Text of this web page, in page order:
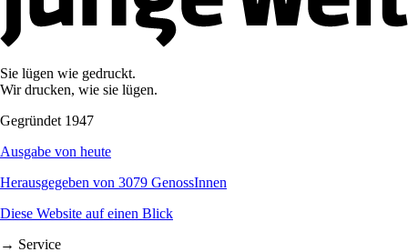
Sie lügen wie gedruckt.
Wir drucken, wie sie lügen.
Gegründet 1947
Ausgabe von heute
Herausgegeben von 3079 GenossInnen
Diese Website auf einen Blick
→ Service